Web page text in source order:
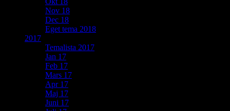
Nov 18
Dec 18
Eget tema 2018
2017
Temalista 2017
Jan 17
Feb 17
Mars 17
Apr 17
Maj 17
Juni 17